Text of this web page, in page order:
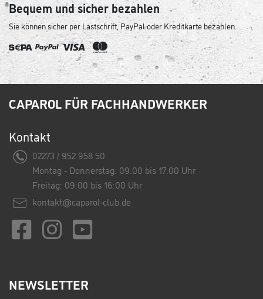
Bequem und sicher bezahlen
Sie können sicher per Lastschrift, PayPal oder Kreditkarte bezahlen.
CAPAROL FÜR FACHHANDWERKER
Kontakt
02273 / 952 958 50
Montag - Donnerstag: 09:00 bis 17:00 Uhr
Freitag: 09:00 bis 16:00 Uhr
kontakt@caparol-club.de
NEWSLETTER